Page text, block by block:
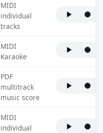
MIDI
individual
tracks
MIDI
Karaoke
PDF
multitrack
music score
MIDI
individual